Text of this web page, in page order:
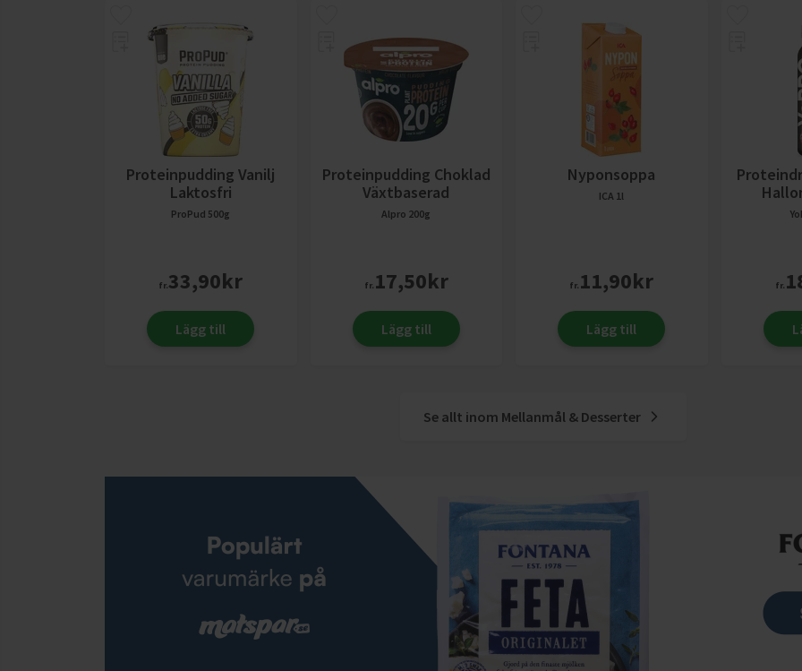
Proteinpudding Vanilj
Laktosfri
ProPud 500g
fr.33,90kr
Lägg till
Proteinpudding Choklad
Växtbaserad
Alpro 200g
fr. 17,50kr
Lägg till
Nyponsoppa
ICA 1l
fr. 11,90kr
Lägg till
fr.
Se allt inom Mellanmål & Desserter